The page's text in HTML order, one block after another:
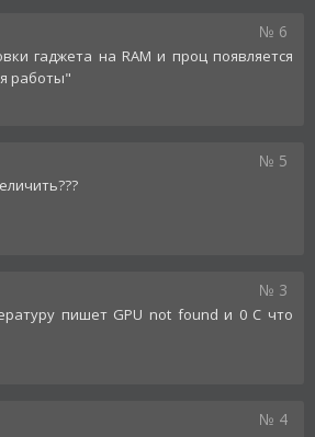
№ 6
гаджета на RAM и проц появляется
работы"
№ 5
№ 3
пишет GPU not found и 0 С что
№ 4